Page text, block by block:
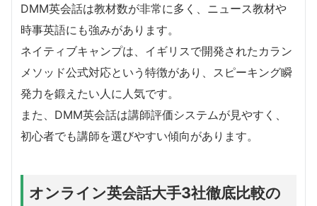
DMM英会話は教材数が非常に多く、ニュース教材や
時事英語にも強みがあります。
ネイティブキャンプは、イギリスで開発されたカラン
メソッド公式対応という特徴があり、スピーキング瞬
発力を鍛えたい人に人気です。
また、DMM英会話は講師評価システムが見やすく、
初心者でも講師を選びやすい傾向があります。
オンライン英会話大手3社徹底比較の